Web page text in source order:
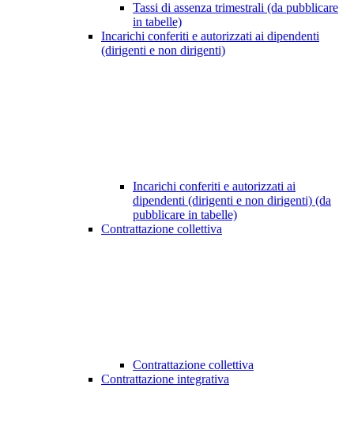
Tassi di assenza trimestrali (da pubblicare
in tabelle)
Incarichi conferiti e autorizzati ai dipendenti
(dirigenti e non dirigenti)
Incarichi conferiti e autorizzati ai
dipendenti (dirigenti e non dirigenti) (da
pubblicare in tabelle)
Contrattazione collettiva
Contrattazione collettiva
Contrattazione integrativa